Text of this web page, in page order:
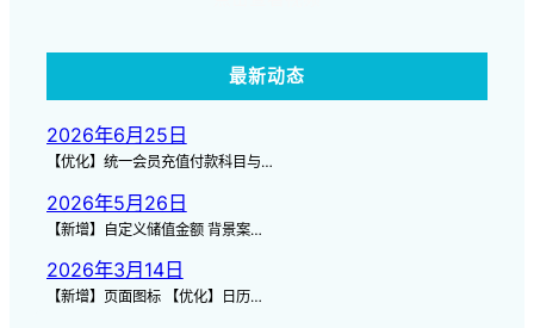
最新动态
2026年6月25日
【优化】统一会员充值付款科目与…
2026年5月26日
【新增】自定义储值金额 背景案…
2026年3月14日
【新增】页面图标 【优化】日历…